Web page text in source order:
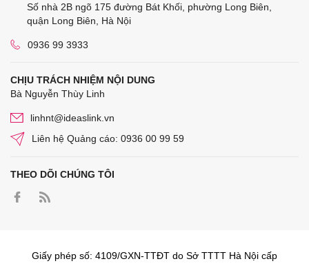
Số nhà 2B ngõ 175 đường Bát Khối, phường Long Biên,
quận Long Biên, Hà Nội
0936 99 3933
CHỊU TRÁCH NHIỆM NỘI DUNG
Bà Nguyễn Thùy Linh
linhnt@ideaslink.vn
Liên hệ Quảng cáo: 0936 00 99 59
THEO DÕI CHÚNG TÔI
Giấy phép số: 4109/GXN-TTĐT do Sở TTTT Hà Nội cấp